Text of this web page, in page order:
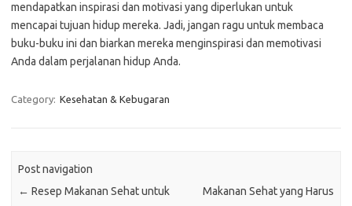
mendapatkan inspirasi dan motivasi yang diperlukan untuk
mencapai tujuan hidup mereka. Jadi, jangan ragu untuk membaca
buku-buku ini dan biarkan mereka menginspirasi dan memotivasi
Anda dalam perjalanan hidup Anda.
Category: Kesehatan & Kebugaran
Post navigation
← Resep Makanan Sehat untuk
Makanan Sehat yang Harus